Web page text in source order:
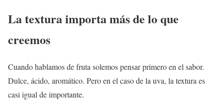
La textura importa más de lo que
creemos
Cuando hablamos de fruta solemos pensar primero en el sabor.
Dulce, ácido, aromático. Pero en el caso de la uva, la textura es
casi igual de importante.